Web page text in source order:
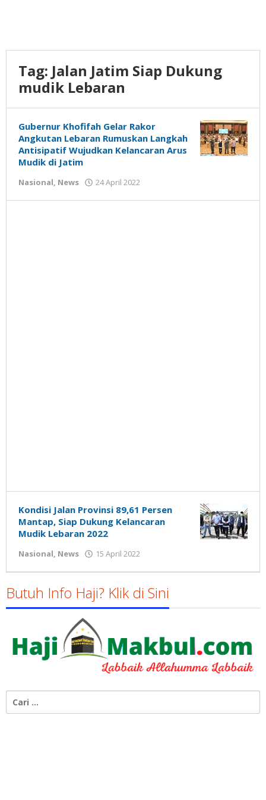
Tag: Jalan Jatim Siap Dukung
mudik Lebaran
Gubernur Khofifah Gelar Rakor
Angkutan Lebaran Rumuskan Langkah
Antisipatif Wujudkan Kelancaran Arus
Mudik di Jatim
Nasional, News 24 April 2022
Susanto
Kondisi Jalan Provinsi 89,61 Persen
Mantap, Siap Dukung Kelancaran
Mudik Lebaran 2022
Nasional, News 15 April 2022
Susanto
Butuh Info Haji? Klik di Sini
untuk: